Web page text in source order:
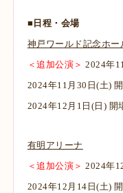
■日程・会場
神戸ワールド記念ホー
＜追加公演＞ 2024年
2024年11月30日(土)
2024年12月1日(日) 開
有明アリーナ
＜追加公演＞ 2024年
2024年12月14日(土)